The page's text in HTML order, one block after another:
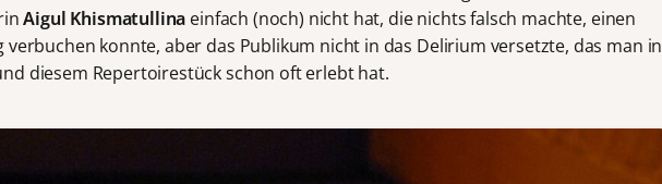
Aigul Khismatullina einfach (noch) nicht hat, die nichts falsch machte, einen
verbuchen konnte, aber das Publikum nicht in das Delirium versetzte, das man in
diesem Repertoirestück schon oft erlebt hat.